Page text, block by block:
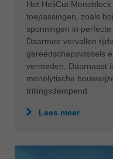
Het HeliCut
toepassingen, zoals
sponningen in perfecte
Daarmee vervallen
gereedschapswissels
vermeden. Daarnaast
monolytische
trillingsdempend.
Lees meer